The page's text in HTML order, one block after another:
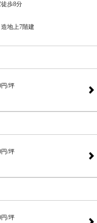
歩8分
地上7階建
円/坪
円/坪
円/坪